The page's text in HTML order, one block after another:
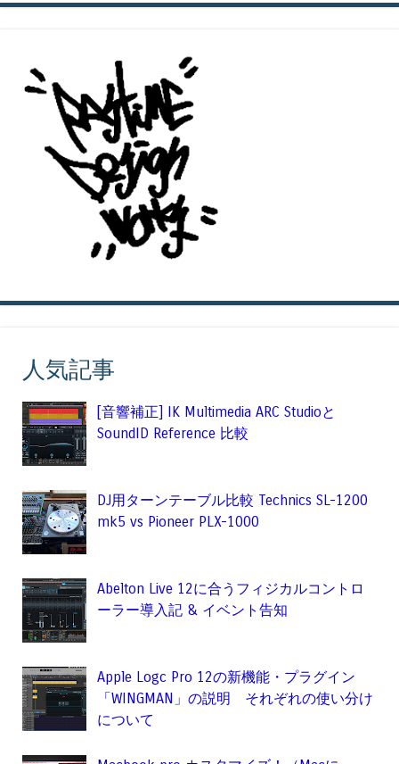
人気記事
[音響補正] IK Multimedia ARC Studioと
SoundID Reference 比較
DJ用ターンテーブル比較 Technics SL-1200
mk5 vs Pioneer PLX-1000
Abelton Live 12に合うフィジカルコントロ
ーラー導入記 & イベント告知
Apple Logc Pro 12の新機能・プラグイン
「WINGMAN」の説明 それぞれの使い分け
について